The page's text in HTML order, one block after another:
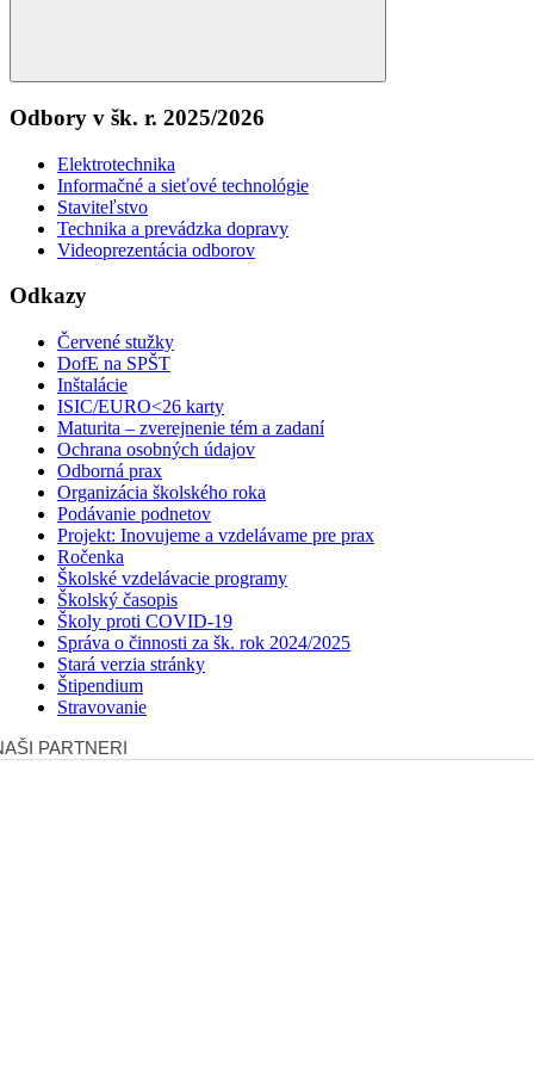
Search
Odbory v šk. r. 2025/2026
Elektrotechnika
Informačné a sieťové technológie
Staviteľstvo
Technika a prevádzka dopravy
Videoprezentácia odborov
Odkazy
Červené stužky
DofE na SPŠT
Inštalácie
ISIC/EURO<26 karty
Maturita – zverejnenie tém a zadaní
Ochrana osobných údajov
Odborná prax
Organizácia školského roka
Podávanie podnetov
Projekt: Inovujeme a vzdelávame pre prax
Ročenka
Školské vzdelávacie programy
Školský časopis
Školy proti COVID-19
Správa o činnosti za šk. rok 2024/2025
Stará verzia stránky
Štipendium
Stravovanie